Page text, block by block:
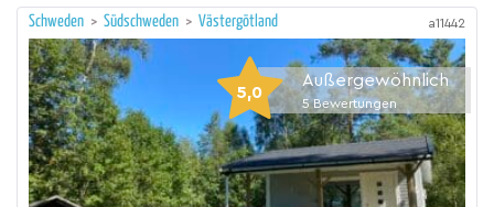
Schweden > Südschweden > Västergötland a11442
5,0
Außergewöhnlich
5 Bewertungen